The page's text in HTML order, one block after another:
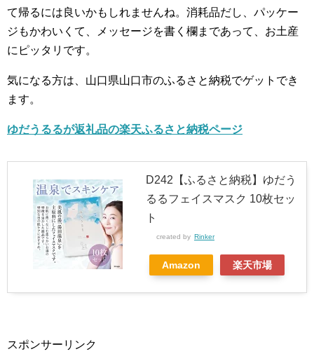
て帰るには良いかもしれませんね。消耗品だし、パッケー
ジもかわいくて、メッセージを書く欄まであって、お土産
にピッタリです。
気になる方は、山口県山口市のふるさと納税でゲットでき
ます。
ゆだうるるが返礼品の楽天ふるさと納税ページ
D242【ふるさと納税】ゆだう
るるフェイスマスク 10枚セッ
ト
created by Rinker
Amazon 楽天市場
スポンサーリンク